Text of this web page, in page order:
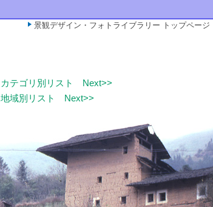
景観デザイン・フォトライブラリー トップページ
カテゴリ別リスト Next>>
地域別リスト Next>>